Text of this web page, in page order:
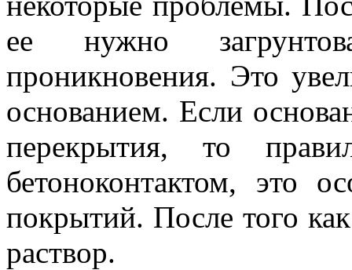
ее нужно
проникновения. Это
основанием. Если
перекрытия, то
бетоноконтактом, это
покрытий. После того
раствор.